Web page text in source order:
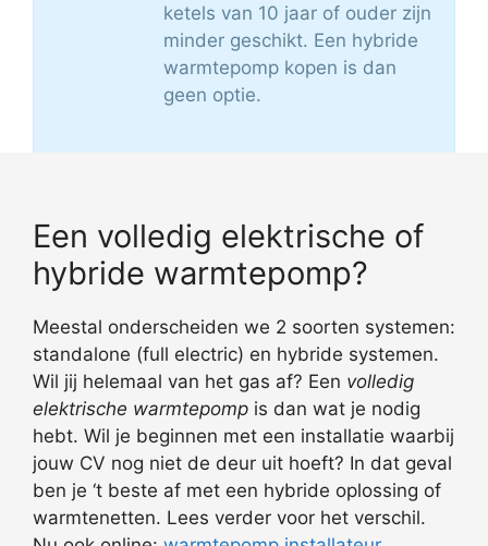
ketels van 10 jaar of ouder zijn
minder geschikt. Een hybride
warmtepomp kopen is dan
geen optie.
Een volledig elektrische of
hybride warmtepomp?
Meestal onderscheiden we 2 soorten systemen:
standalone (full electric) en hybride systemen.
Wil jij helemaal van het gas af? Een volledig
elektrische warmtepomp is dan wat je nodig
hebt. Wil je beginnen met een installatie waarbij
jouw CV nog niet de deur uit hoeft? In dat geval
ben je ‘t beste af met een hybride oplossing of
warmtenetten. Lees verder voor het verschil.